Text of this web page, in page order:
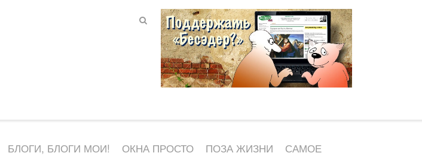
БЛОГИ, БЛОГИ МОИ! ОКНА ПРОСТО ПОЗА ЖИЗНИ
САМОЕ